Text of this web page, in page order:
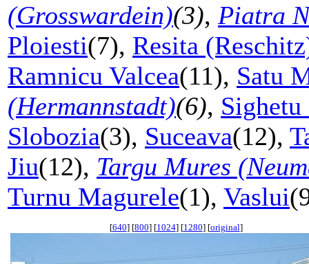
(Grosswardein)(3), Piatra
Ploiesti(7), Resita
Ramnicu Valcea(11), Satu
(Hermannstadt)(6),
Slobozia(3), Suceava(12),
Jiu(12), Targu Mures
Turnu Magurele(1), Vaslui
[640] [800] [1024] [1280] [original]